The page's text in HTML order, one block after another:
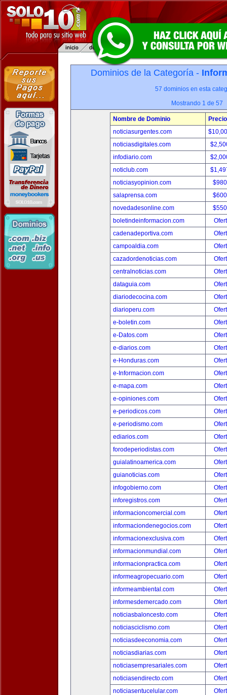
Dominios de la Categoría -
57 dominios en esta
Mostrando 1 de 57
Nombre de Dominio
Precio
noticiasurgentes.com
noticiasdigitales.com
infodiario.com
noticlub.com
noticiasyopinion.com
salaprensa.com
novedadesonline.com
boletindeinformacion.com
cadenadeportiva.com
campoaldia.com
cazadordenoticias.com
centralnoticias.com
dataguia.com
diariodecocina.com
diarioperu.com
e-boletin.com
e-Datos.com
e-diarios.com
e-Honduras.com
e-Informacion.com
e-mapa.com
e-opiniones.com
e-periodicos.com
e-periodismo.com
ediarios.com
forodeperiodistas.com
guialatinoamerica.com
guianoticias.com
infogobierno.com
inforegistros.com
informacioncomercial.com
informaciondenegocios.com
informacionexclusiva.com
informacionmundial.com
informacionpractica.com
informeagropecuario.com
informeambiental.com
informesdemercado.com
noticiasbaloncesto.com
noticiasciclismo.com
noticiasdeeconomia.com
noticiasdiarias.com
noticiasempresariales.com
noticiasendirecto.com
noticiasentucelular.com